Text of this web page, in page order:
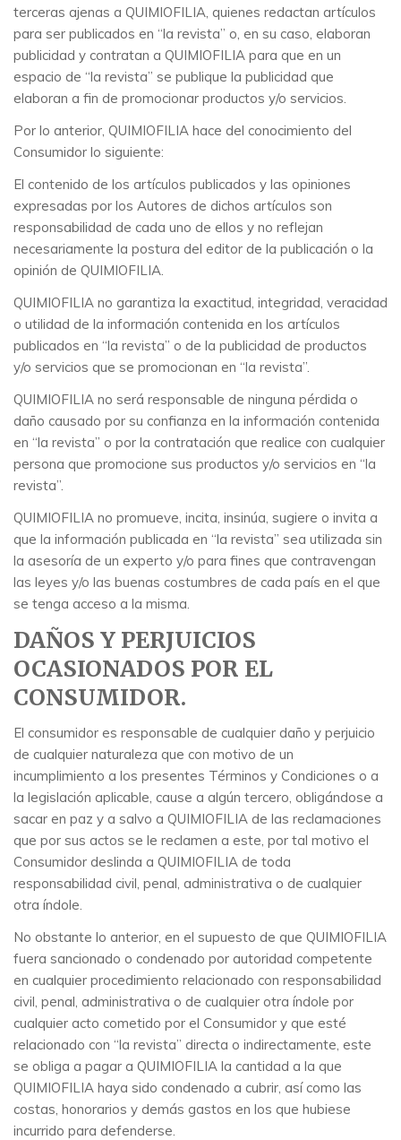
terceras ajenas a QUIMIOFILIA, quienes redactan artículos
para ser publicados en “la revista” o, en su caso, elaboran
publicidad y contratan a QUIMIOFILIA para que en un
espacio de “la revista” se publique la publicidad que
elaboran a fin de promocionar productos y/o servicios.
Por lo anterior, QUIMIOFILIA hace del conocimiento del
Consumidor lo siguiente:
El contenido de los artículos publicados y las opiniones
expresadas por los Autores de dichos artículos son
responsabilidad de cada uno de ellos y no reflejan
necesariamente la postura del editor de la publicación o la
opinión de QUIMIOFILIA.
QUIMIOFILIA no garantiza la exactitud, integridad, veracidad
o utilidad de la información contenida en los artículos
publicados en “la revista” o de la publicidad de productos
y/o servicios que se promocionan en “la revista”.
QUIMIOFILIA no será responsable de ninguna pérdida o
daño causado por su confianza en la información contenida
en “la revista” o por la contratación que realice con cualquier
persona que promocione sus productos y/o servicios en “la
revista”.
QUIMIOFILIA no promueve, incita, insinúa, sugiere o invita a
que la información publicada en “la revista” sea utilizada sin
la asesoría de un experto y/o para fines que contravengan
las leyes y/o las buenas costumbres de cada país en el que
se tenga acceso a la misma.
DAÑOS Y PERJUICIOS
OCASIONADOS POR EL
CONSUMIDOR.
El consumidor es responsable de cualquier daño y perjuicio
de cualquier naturaleza que con motivo de un
incumplimiento a los presentes Términos y Condiciones o a
la legislación aplicable, cause a algún tercero, obligándose a
sacar en paz y a salvo a QUIMIOFILIA de las reclamaciones
que por sus actos se le reclamen a este, por tal motivo el
Consumidor deslinda a QUIMIOFILIA de toda
responsabilidad civil, penal, administrativa o de cualquier
otra índole.
No obstante lo anterior, en el supuesto de que QUIMIOFILIA
fuera sancionado o condenado por autoridad competente
en cualquier procedimiento relacionado con responsabilidad
civil, penal, administrativa o de cualquier otra índole por
cualquier acto cometido por el Consumidor y que esté
relacionado con “la revista” directa o indirectamente, este
se obliga a pagar a QUIMIOFILIA la cantidad a la que
QUIMIOFILIA haya sido condenado a cubrir, así como las
costas, honorarios y demás gastos en los que hubiese
incurrido para defenderse.